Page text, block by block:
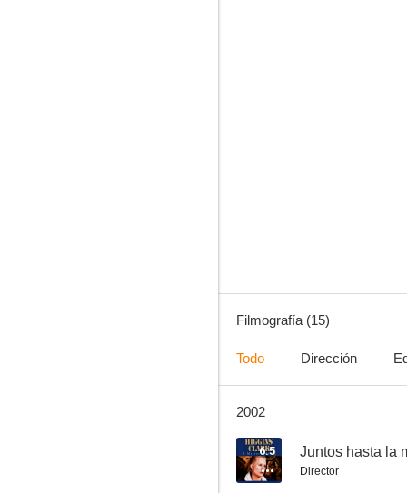
Filmografía (15)
Todo Dirección
2002
6.5 Juntos hasta la
Director